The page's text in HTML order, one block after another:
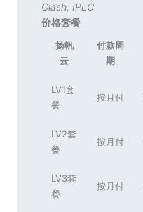
Clash, IPLC
价格套餐
扬帆
云
付款周
期
LV1套
餐
按月付
LV2套
餐
按月付
LV3套
餐
按月付